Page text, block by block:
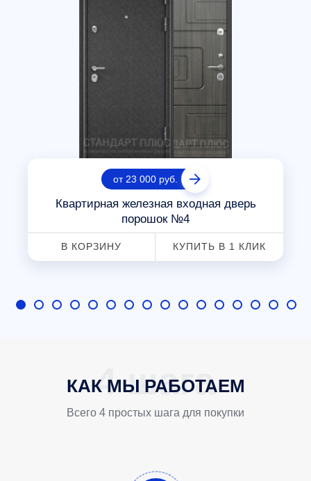
от 23 000 руб.
Квартирная железная входная дверь
порошок №4
В КОРЗИНУ КУПИТЬ В 1 КЛИК
КАК МЫ РАБОТАЕМ
Всего 4 простых шага для покупки